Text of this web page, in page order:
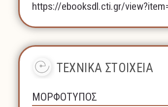
https://ebooksdl.cti.gr/
ΤΕΧΝΙΚΑ ΣΤΟΙΧΕΙΑ
ΜΟΡΦΟΤΥΠΟΣ